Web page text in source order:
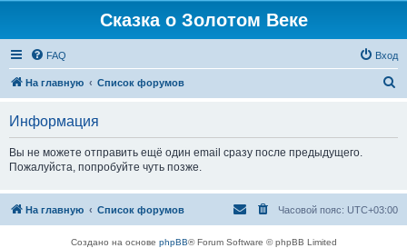
Сказка о Золотом Веке
FAQ Вход
На главную Список форумов
Информация
Вы не можете отправить ещё один email сразу после предыдущего.
Пожалуйста, попробуйте чуть позже.
На главную Список форумов Часовой пояс: UTC+03:00
Создано на основе phpBB® Forum Software © phpBB Limited